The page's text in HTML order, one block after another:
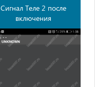
Сигнал Теле 2 после
включения